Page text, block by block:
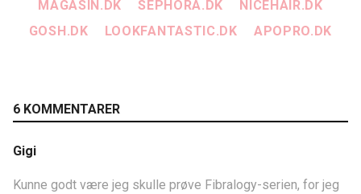
MAGASIN.DK SEPHORA.DK
NICEHAIR.DK
GOSH.DK
LOOKFANTASTIC.DK APOPRO.DK
6 KOMMENTARER
Gigi
Kunne godt være jeg skulle prøve Fibralogy-serien, for jeg